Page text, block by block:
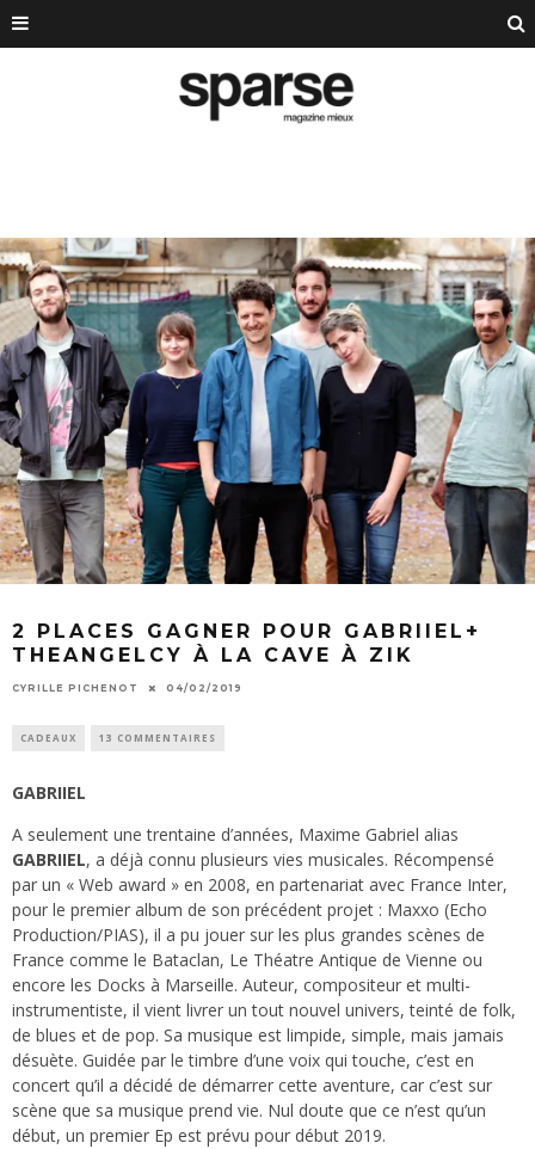
2 PLACES GAGNER POUR GABRIIEL+
THEANGELCY À LA CAVE À ZIK
CYRILLE PICHENOT 04/02/2019
CADEAUX 13 COMMENTAIRES
GABRIIEL
A seulement une trentaine d’années, Maxime Gabriel alias
GABRIIEL, a déjà connu plusieurs vies musicales. Récompensé
par un « Web award » en 2008, en partenariat avec France Inter,
pour le premier album de son précédent projet : Maxxo (Echo
Production/PIAS), il a pu jouer sur les plus grandes scènes de
France comme le Bataclan, Le Théatre Antique de Vienne ou
encore les Docks à Marseille. Auteur, compositeur et multi-
instrumentiste, il vient livrer un tout nouvel univers, teinté de folk,
de blues et de pop. Sa musique est limpide, simple, mais jamais
désuète. Guidée par le timbre d’une voix qui touche, c’est en
concert qu’il a décidé de démarrer cette aventure, car c’est sur
scène que sa musique prend vie. Nul doute que ce n’est qu’un
début, un premier Ep est prévu pour début 2019.